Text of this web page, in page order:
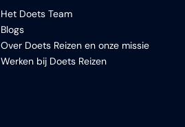
Het Doets Team
Blogs
Over Doets Reizen en onze missie
Werken bij Doets Reizen